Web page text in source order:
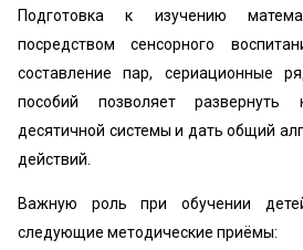
Подготовка к изучению
посредством сенсорного
составление пар, сериационные
пособий позволяет развернуть
десятичной системы и дать общий
действий.
Важную роль при обучении
следующие методические приёмы: